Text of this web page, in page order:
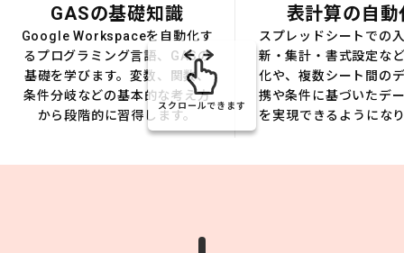
GASの基礎知識
Google Workspaceを自動化す
るプログラミング言語、GASの
基礎を学びます。変数、関数、
条件分岐などの基本的な考え方
から段階的に習得します。
表計算の自動
スプレッドシートでの
新・集計・書式設定な
化や、複数シート間の
携や条件に基づいたデ
を実現できるようにな
スクロールできます